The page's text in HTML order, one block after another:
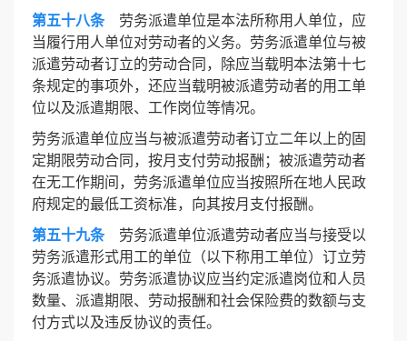
第五十八条劳务派遣单位是本法所称用人单位，应
当履行用人单位对劳动者的义务。劳务派遣单位与被
派遣劳动者订立的劳动合同，除应当载明本法第十七
条规定的事项外，还应当载明被派遣劳动者的用工单
位以及派遣期限、工作岗位等情况。
劳务派遣单位应当与被派遣劳动者订立二年以上的固
定期限劳动合同，按月支付劳动报酬；被派遣劳动者
在无工作期间，劳务派遣单位应当按照所在地人民政
府规定的最低工资标准，向其按月支付报酬。
第五十九条劳务派遣单位派遣劳动者应当与接受以
劳务派遣形式用工的单位（以下称用工单位）订立劳
务派遣协议。劳务派遣协议应当约定派遣岗位和人员
数量、派遣期限、劳动报酬和社会保险费的数额与支
付方式以及违反协议的责任。